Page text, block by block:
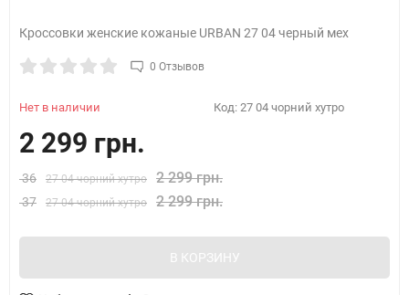
Кроссовки женские кожаные URBAN 27 04 черный мех
0 Отзывов
Нет в наличии Код: 27 04 чорний хутро
2 299 грн.
36 27 04 чорний хутро 2 299 грн.
37 27 04 чорний хутро 2 299 грн.
В КОРЗИНУ